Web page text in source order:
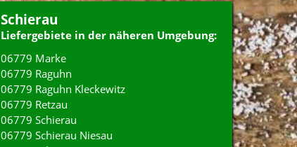
Schierau
Liefergebiete in der näheren Umgebung:
06779 Marke
06779 Raguhn
06779 Raguhn Kleckewitz
06779 Retzau
06779 Schierau
06779 Schierau Niesau